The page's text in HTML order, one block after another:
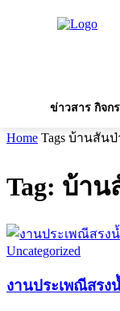
ข่าวสาร กิจก
Home Tags บ้านสันป่
Tag: บ้า
Uncategorized
งานประเพณีสรง